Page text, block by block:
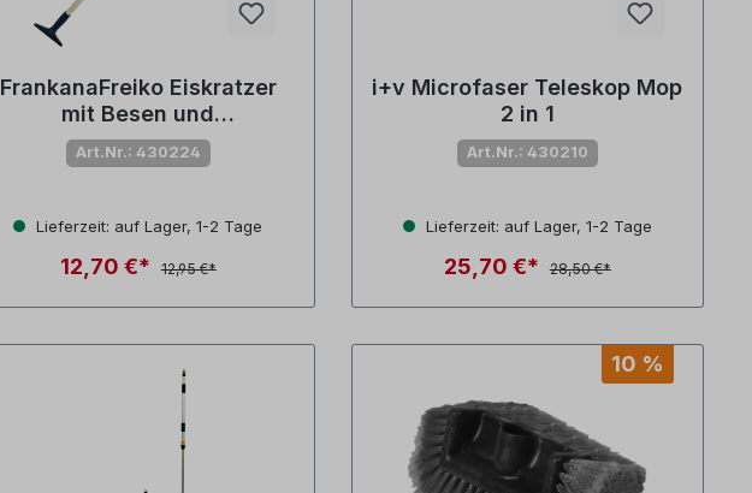
FrankanaFreiko Eiskratzer
mit Besen und
Schneeschieber
Art.Nr.: 430224
Lieferzeit: auf Lager, 1-2 Tage
12,70 €* 12,95 €*
i+v Microfaser Teleskop Mop
2 in 1
Art.Nr.: 430210
Lieferzeit: auf Lager, 1-2 Tage
25,70 €* 28,50 €*
10 %